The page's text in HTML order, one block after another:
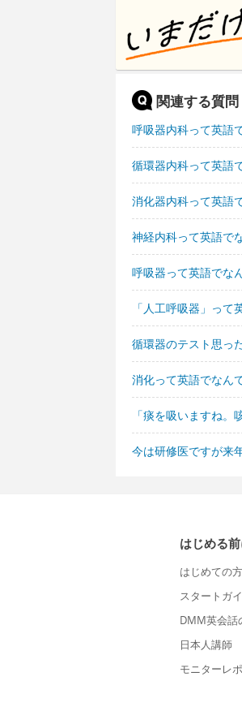
関連する質問
呼吸器内科って英語
循環器内科って英語
消化器内科って英語
神経内科って英語で
呼吸器って英語でな
「人工呼吸器」って
循環器のテスト思っ
消化って英語でなん
「痰を吸いますね
今は研修医ですが来
はじめる
はじめての
スタートガ
DMM英会話
日本人講師
モニターレ